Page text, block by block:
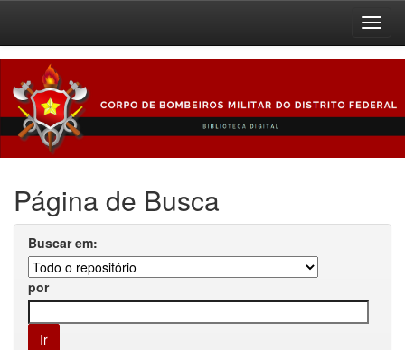
navigation
Página de Busca
Buscar em:
por